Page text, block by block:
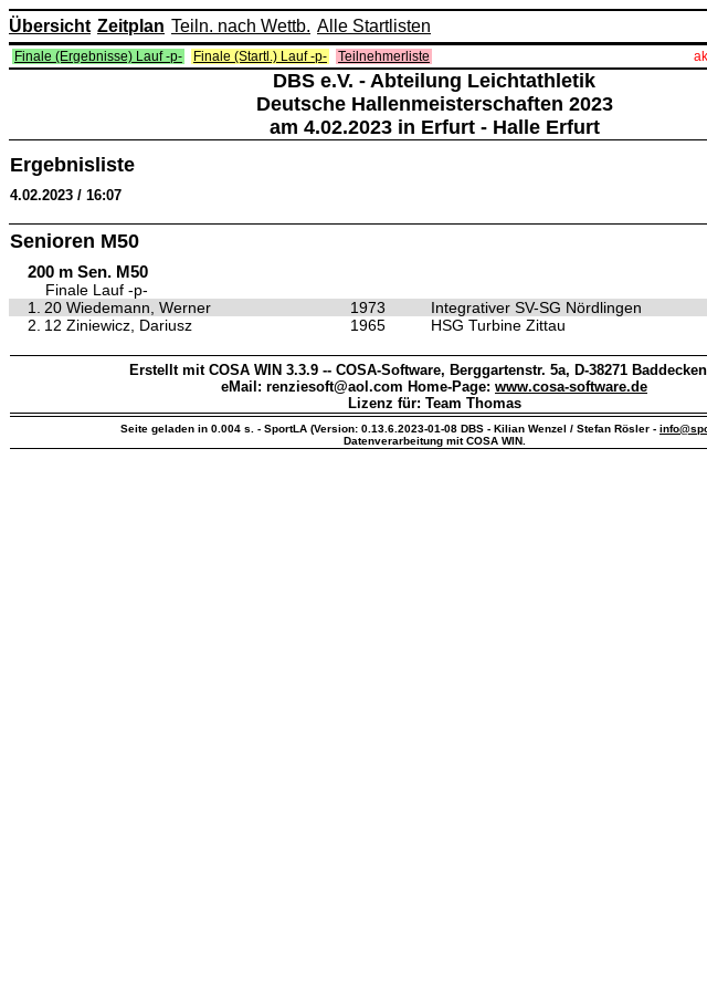
Übersicht Zeitplan Teiln. nach Wettb. Alle Startlisten
Finale (Ergebnisse) Lauf -p- Finale (Startl.) Lauf -p- Teilnehmerliste
DBS e.V. - Abteilung Leichtathletik
Deutsche Hallenmeisterschaften 2023
am 4.02.2023 in Erfurt - Halle Erfurt
Ergebnisliste
4.02.2023 / 16:07
Senioren M50
200 m Sen. M50
Finale Lauf -p-
1.
20 Wiedemann, Werner 1973 Integrativer SV-SG Nördlingen
2. 12 Ziniewicz, Dariusz 1965 HSG Turbine Zittau
Erstellt mit COSA WIN 3.3.9 -- COSA-Software, Berggartenstr. 5a, D-38271
eMail: renziesoft@aol.com Home-Page: www.cosa-software.de
Lizenz für: Team Thomas
Seite geladen in 0.004 s. - SportLA (Version: 0.13.6.2023-01-08 DBS - Kilian Wenzel / Stefan Rösler -
Datenverarbeitung mit COSA WIN.